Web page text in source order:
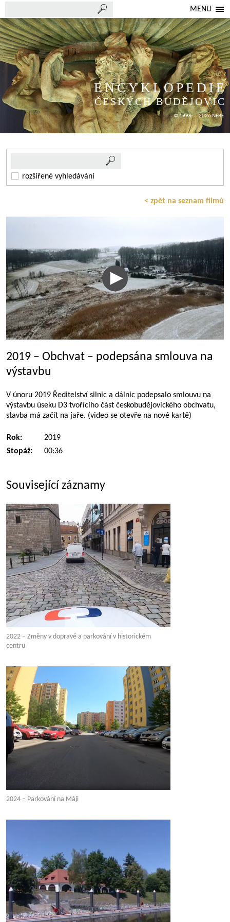
MENU
ENCYKLOPEDIE
ČESKÝCH BUDĚJOVIC
© 1998 — 2026 NEBE
rozšířené vyhledávání
< zpět na seznam filmů
2019 – Obchvat – podepsána smlouva na
výstavbu
V únoru 2019 Ředitelství silnic a dálnic podepsalo smlouvu na
výstavbu úseku D3 tvořícího část českobudějovického obchvatu,
stavba má začít na jaře. (video se otevře na nové kartě)
Rok:
2019
Stopáž:
00:36
Související záznamy
2022 – Změny v dopravě a parkování v historickém
centru
2024 – Parkování na Máji